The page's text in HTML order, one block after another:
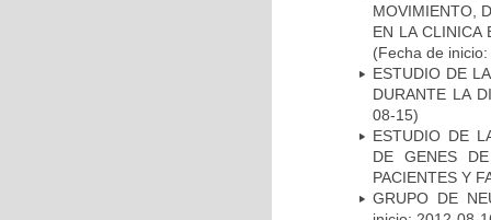
MOVIMIENTO,
EN LA CLINICA
(Fecha de
ESTUDIO DE
DURANTE LA
08-15)
ESTUDIO DE
DE GENES
PACIENTES Y
GRUPO DE